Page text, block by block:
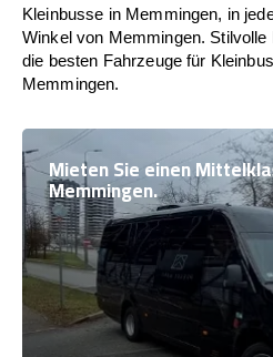
Kleinbusse in Memmingen, in
Winkel von Memmingen. Stilvolle
die besten Fahrzeuge für
Memmingen.
Mieten Sie einen
Memmingen.